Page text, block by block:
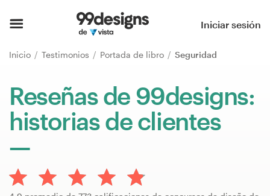
Iniciar sesión
Inicio Testimonios Portada de libro Seguridad
Reseñas de 99designs:
historias de clientes
Explorar categorías
Encontrar un diseñador
Inspiración
99designs Pro